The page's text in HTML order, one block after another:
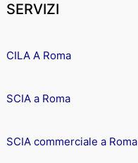
SERVIZI
CILA A Roma
SCIA a Roma
SCIA commerciale a Roma